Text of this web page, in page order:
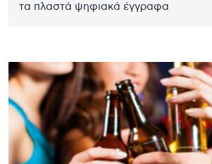
τα πλαστά ψηφιακά έγγραφα